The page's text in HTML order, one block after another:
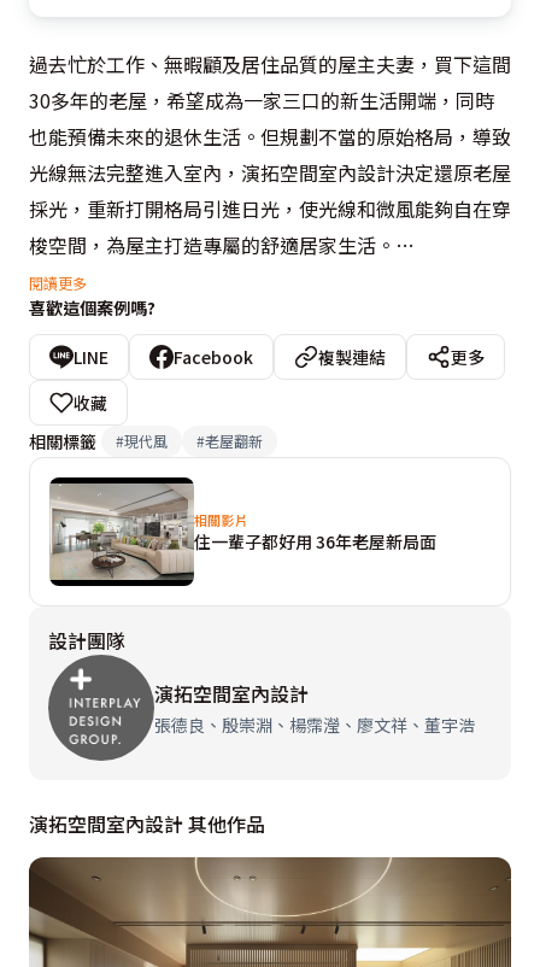
過去忙於工作、無暇顧及居住品質的屋主夫妻，買下這間
30多年的老屋，希望成為一家三口的新生活開端，同時
也能預備未來的退休生活。但規劃不當的原始格局，導致
光線無法完整進入室內，演拓空間室內設計決定還原老屋
採光，重新打開格局引進日光，使光線和微風能夠自在穿
梭空間，為屋主打造專屬的舒適居家生活。
考量屋主喜愛簡單乾淨，且通透明亮的空間感，張德良與
殷崇淵設計師打通原先封閉的廚房，讓客餐廳與廚房成為
流通的開放式空間，且拆除書房原有的實牆隔間，改採清
透的玻璃質材，擴大視覺感及空間的延展性，讓整體公領
域更顯舒適與透亮。
步入私領域，則將成員們的喜好與生活習慣，納入設計
中，例如在主臥室便以夫妻倆的環遊世界夢想為主軸，床
頭背牆與衣櫃皆為墨爾本的城市圖像；男孩房則以兒子喜
歡的科技感做發想，特別加入藍光燈管效果，成功滿足全
家人對新生活的期待與需求，打造一家皆滿意的淨亮現代
風宅。
閱讀更多
喜歡這個案例嗎?
LINE Facebook 複製連結
更多
收藏
相關標籤
#現代風 #老屋翻新
相關影片
住一輩子都好用 36年老屋新局面
設計團隊
演拓空間室內設計
張德良、殷崇淵、楊霈瀅、廖文祥、董宇浩
演拓空間室內設計 其他作品